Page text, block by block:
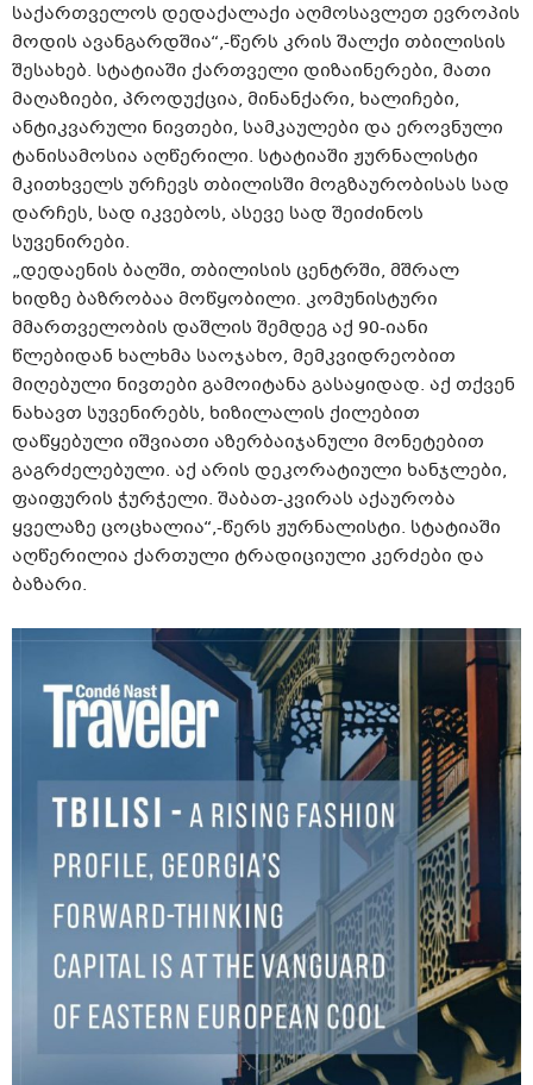
საქართველოს დედაქალაქი აღმოსავლეთ ევროპის
მოდის ავანგარდშია“,-წერს კრის შალქი თბილისის
შესახებ. სტატიაში ქართველი დიზაინერები, მათი
მაღაზიები, პროდუქცია, მინანქარი, ხალიჩები,
ანტიკვარული ნივთები, სამკაულები და ეროვნული
ტანისამოსია აღწერილი. სტატიაში ჟურნალისტი
მკითხველს ურჩევს თბილისში მოგზაურობისას სად
დარჩეს, სად იკვებოს, ასევე სად შეიძინოს
სუვენირები.
„დედაენის ბაღში, თბილისის ცენტრში, მშრალ
ხიდზე ბაზრობაა მოწყობილი. კომუნისტური
მმართველობის დაშლის შემდეგ აქ 90-იანი
წლებიდან ხალხმა საოჯახო, მემკვიდრეობით
მიღებული ნივთები გამოიტანა გასაყიდად. აქ თქვენ
ნახავთ სუვენირებს, ხიზილალის ქილებით
დაწყებული იშვიათი აზერბაიჯანული მონეტებით
გაგრძელებული. აქ არის დეკორატიული ხანჯლები,
ფაიფურის ჭურჭელი. შაბათ-კვირას აქაურობა
ყველაზე ცოცხალია“,-წერს ჟურნალისტი. სტატიაში
აღწერილია ქართული ტრადიციული კერძები და
ბაზარი.